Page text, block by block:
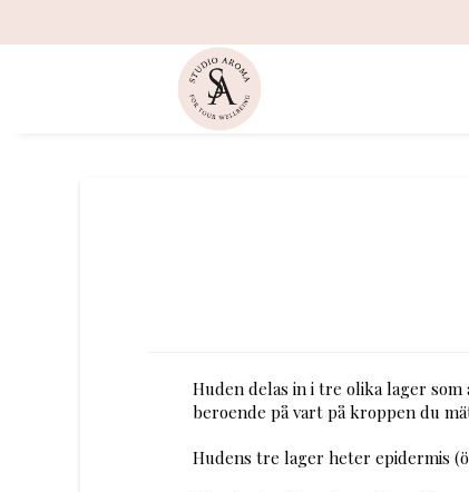
Huden delas in i tre olika lager
beroende på vart på kroppen du
Hudens tre lager heter epidermis